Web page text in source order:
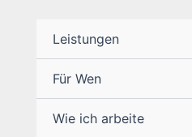
Leistungen
Für Wen
Wie ich arbeite